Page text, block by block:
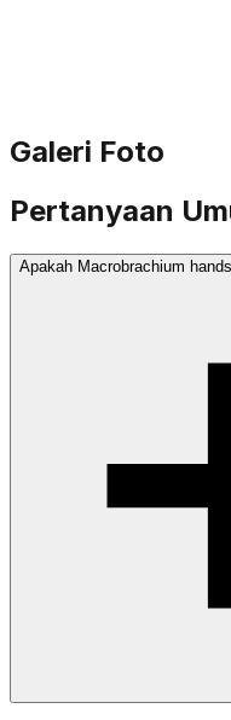
Galeri Foto
Pertanyaan
Apakah Macrobrachium